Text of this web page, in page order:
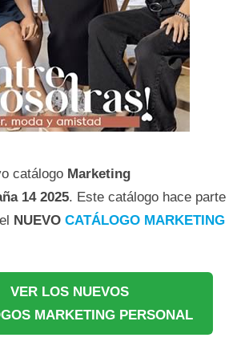
catálogo Marketing
14 2025. Este catálogo hace parte
NUEVO CATÁLOGO MARKETING
VER LOS NUEVOS
MARKETING PERSONAL